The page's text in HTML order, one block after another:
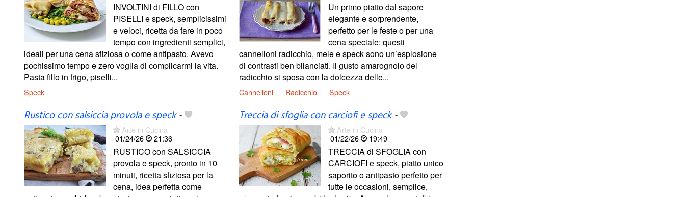
INVOLTINI di FILLO con
PISELLI e speck, semplicissimi
e veloci, ricetta da fare in poco
tempo con ingredienti semplici,
ideali per una cena sfiziosa o come antipasto. Avevo
pochissimo tempo e zero voglia di complicarmi la vita.
Pasta fillo in frigo, piselli...
Speck
Un primo piatto dal sapore
elegante e sorprendente,
perfetto per le feste o per una
cena speciale: questi
cannelloni radicchio, mele e speck sono un’esplosione
di contrasti ben bilanciati. Il gusto amarognolo del
radicchio si sposa con la dolcezza delle...
Cannelloni Radicchio Speck
Rustico con salsiccia provola e speck-
Arte in Cucina
01/24/26
21:36
RUSTICO con SALSICCIA
provola e speck, pronto in 10
minuti, ricetta sfiziosa per la
cena, idea perfetta come
Treccia di sfoglia con carciofi e speck-
Arte in Cucina
01/22/26
19:49
TRECCIA di SFOGLIA con
CARCIOFI e speck, piatto unico
saporito o antipasto perfetto per
tutte le occasioni, semplice,